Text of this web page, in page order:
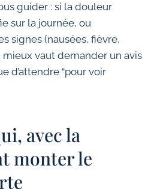
guider : si la douleur
sur la journée, ou
signes (nausées, fièvre,
vaut demander un avis
d’attendre “pour voir
avec la
monter le